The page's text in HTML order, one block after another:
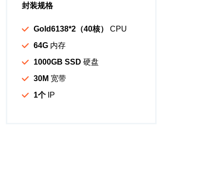
封装规格
Gold6138*2（40核）
CPU
64G 内存
1000GB SSD 硬盘
30M 宽带
1个 IP